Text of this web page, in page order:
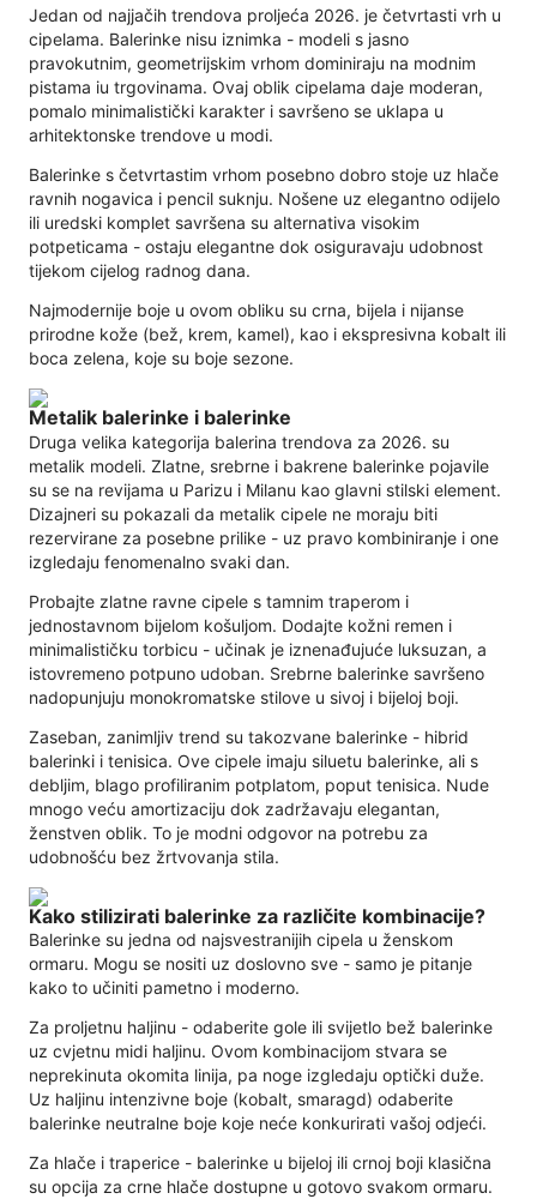
Jedan od najjačih trendova proljeća 2026. je četvrtasti vrh u
cipelama. Balerinke nisu iznimka - modeli s jasno
pravokutnim, geometrijskim vrhom dominiraju na modnim
pistama iu trgovinama. Ovaj oblik cipelama daje moderan,
pomalo minimalistički karakter i savršeno se uklapa u
arhitektonske trendove u modi.
Balerinke s četvrtastim vrhom posebno dobro stoje uz hlače
ravnih nogavica i pencil suknju. Nošene uz elegantno odijelo
ili uredski komplet savršena su alternativa visokim
potpeticama - ostaju elegantne dok osiguravaju udobnost
tijekom cijelog radnog dana.
Najmodernije boje u ovom obliku su crna, bijela i nijanse
prirodne kože (bež, krem, kamel), kao i ekspresivna kobalt ili
boca zelena, koje su boje sezone.
Metalik balerinke i balerinke
Druga velika kategorija balerina trendova za 2026. su
metalik modeli. Zlatne, srebrne i bakrene balerinke pojavile
su se na revijama u Parizu i Milanu kao glavni stilski element.
Dizajneri su pokazali da metalik cipele ne moraju biti
rezervirane za posebne prilike - uz pravo kombiniranje i one
izgledaju fenomenalno svaki dan.
Probajte zlatne ravne cipele s tamnim traperom i
jednostavnom bijelom košuljom. Dodajte kožni remen i
minimalističku torbicu - učinak je iznenađujuće luksuzan, a
istovremeno potpuno udoban. Srebrne balerinke savršeno
nadopunjuju monokromatske stilove u sivoj i bijeloj boji.
Zaseban, zanimljiv trend su takozvane balerinke - hibrid
balerinki i tenisica. Ove cipele imaju siluetu balerinke, ali s
debljim, blago profiliranim potplatom, poput tenisica. Nude
mnogo veću amortizaciju dok zadržavaju elegantan,
ženstven oblik. To je modni odgovor na potrebu za
udobnošću bez žrtvovanja stila.
Kako stilizirati balerinke za različite kombinacije?
Balerinke su jedna od najsvestranijih cipela u ženskom
ormaru. Mogu se nositi uz doslovno sve - samo je pitanje
kako to učiniti pametno i moderno.
Za proljetnu haljinu - odaberite gole ili svijetlo bež balerinke
uz cvjetnu midi haljinu. Ovom kombinacijom stvara se
neprekinuta okomita linija, pa noge izgledaju optički duže.
Uz haljinu intenzivne boje (kobalt, smaragd) odaberite
balerinke neutralne boje koje neće konkurirati vašoj odjeći.
Za hlače i traperice - balerinke u bijeloj ili crnoj boji klasična
su opcija za crne hlače dostupne u gotovo svakom ormaru.